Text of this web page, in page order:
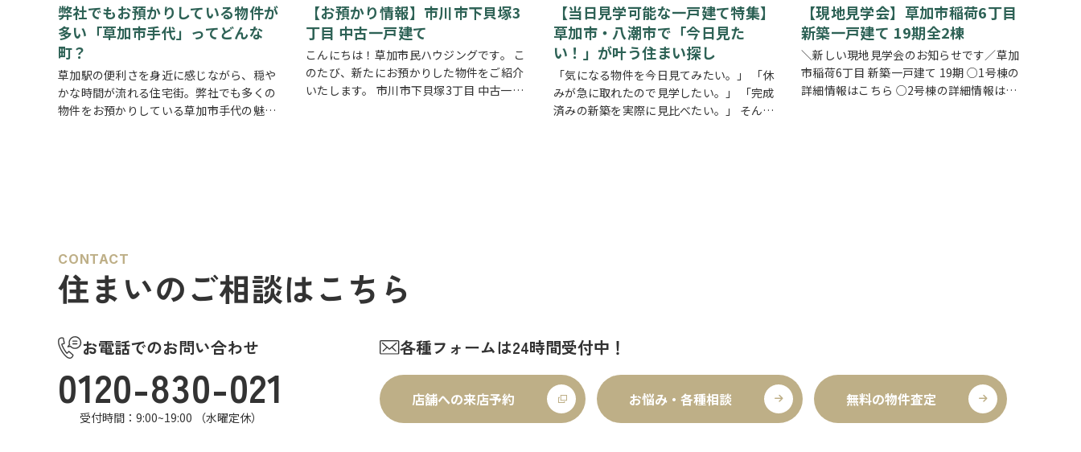
弊社でもお預かりしている物件が
多い「草加市手代」ってどんな
町？
草加駅の便利さを身近に感じながら、穏や
かな時間が流れる住宅街。弊社でも多くの
物件をお預かりしている草加市手代の魅力
【お預かり情報】市川市下貝塚3
丁目 中古一戸建て
こんにちは！草加市民ハウジングです。 こ
のたび、新たにお預かりした物件をご紹介
いたします。 市川市下貝塚3丁目 中古一戸
【当日見学可能な一戸建て特集】
草加市・八潮市で「今日見た
い！」が叶う住まい探し
「気になる物件を今日見てみたい。」 「休
みが急に取れたので見学したい。」 「完成
済みの新築を実際に見比べたい。」 そんな
【現地見学会】草加市稲荷6丁目
新築一戸建て 19期全2棟
＼新しい現地見学会のお知らせです／草加
市稲荷6丁目 新築一戸建て 19期 ○1号棟の
詳細情報はこちら ○2号棟の詳細情報はこ
CONTACT
住まいのご相談はこちら
お電話でのお問い合わせ
0120-830-021
受付時間：9:00~19:00 （水曜定休）
各種フォームは24時間受付中！
店舗への来店予約 お悩み・各種相談 無料の物件査定